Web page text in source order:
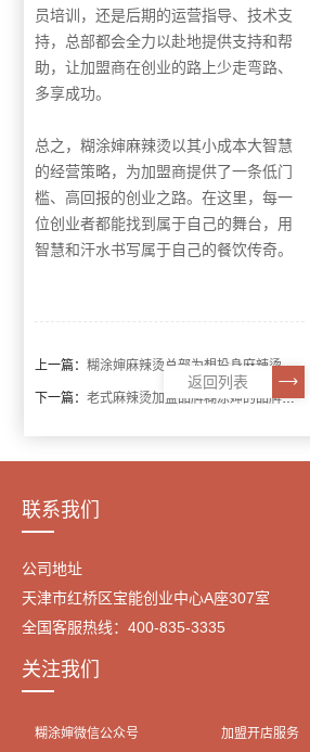
员培训，还是后期的运营指导、技术支
持，总部都会全力以赴地提供支持和帮
助，让加盟商在创业的路上少走弯路、
多享成功。
总之，糊涂婶麻辣烫以其小成本大智慧
的经营策略，为加盟商提供了一条低门
槛、高回报的创业之路。在这里，每一
位创业者都能找到属于自己的舞台，用
智慧和汗水书写属于自己的餐饮传奇。
上一篇：糊涂婶麻辣烫总部为想投身麻辣烫行业的客户打造了一个轻松创业平台
下一篇：老式麻辣烫加盟品牌糊涂婶的品牌影响力在不断扩大
返回列表
联系我们
公司地址
天津市红桥区宝能创业中心A座307室
全国客服热线：400-835-3335
关注我们
糊涂婶微信公众号 加盟开店服务